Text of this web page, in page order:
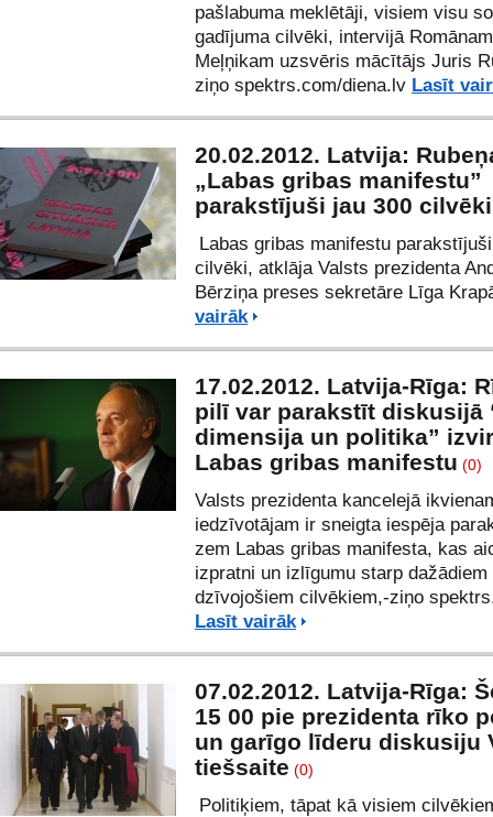
pašlabuma meklētāji, visiem visu
gadījuma cilvēki, intervijā Romānam
Meļņikam uzsvēris mācītājs Juris
ziņo spektrs.com/diena.lv Lasīt
20.02.2012. Latvija:
„Labas gribas manifestu”
parakstījuši jau 300 cilvēki
Labas gribas manifestu
cilvēki, atklāja Valsts prezidenta
Bērziņa preses sekretāre Līga
vairāk
17.02.2012. Latvija-Rīga:
pilī var parakstīt diskusijā
dimensija un politika”
Labas gribas manifestu (0)
Valsts prezidenta kancelejā
iedzīvotājam ir sneigta iespēja
zem Labas gribas manifesta, kas
izpratni un izlīgumu starp dažādiem
dzīvojošiem cilvēkiem,-ziņo
Lasīt vairāk
07.02.2012. Latvija-Rīga:
15 00 pie prezidenta rīko
un garīgo līderu diskusiju
tiešsaite (0)
Politiķiem, tāpat kā visiem